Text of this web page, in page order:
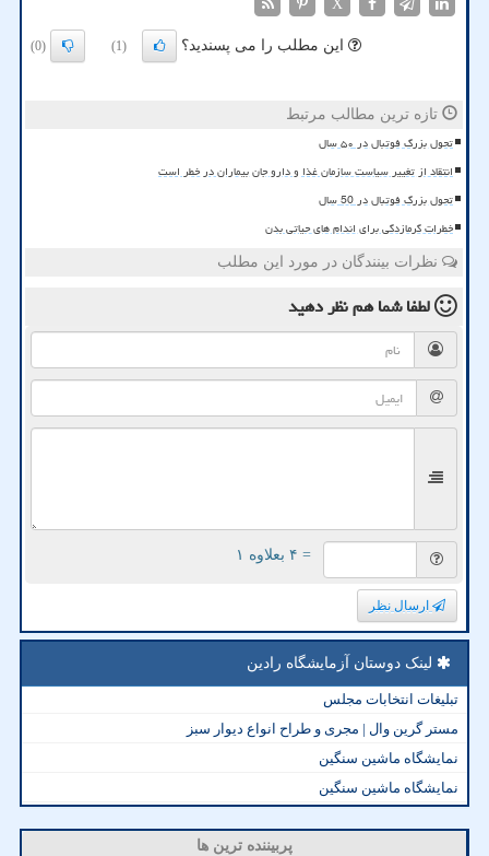
X
این مطلب را می پسندید؟ (1)
(0)
تازه ترین مطالب مرتبط
تحول بزرگ فوتبال در ۵۰ سال
انتقاد از تغییر سیاست سازمان غذا و دارو جان بیماران در خطر است
تحول بزرگ فوتبال در 50 سال
خطرات گرمازدگی برای اندام های حیاتی بدن
نظرات بینندگان در مورد این مطلب
لطفا شما همنظر دهید
= ۴ بعلاوه ۱
ارسال نظر
لینک دوستان آزمایشگاه رادین
تبلیغات انتخابات مجلس
مستر گرین وال | مجری و طراح انواع دیوار سبز
نمایشگاه ماشین سنگین
نمایشگاه ماشین سنگین
پربیننده ترین ها